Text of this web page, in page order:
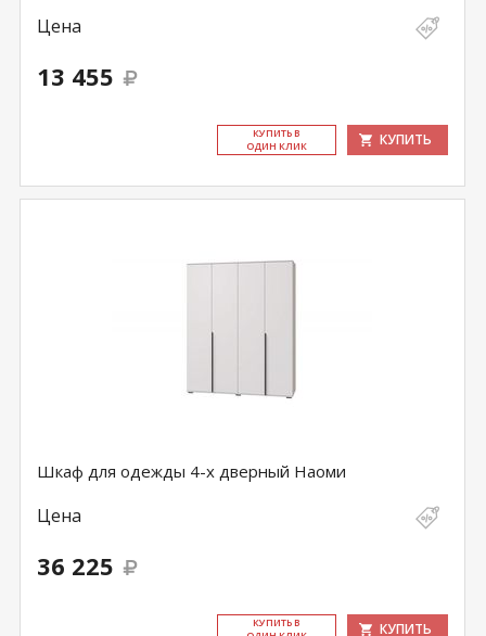
Цена
13 455
КУ­ПИТЬ В
ОДИН КЛИК
КУПИТЬ
Шкаф для одежды 4-х дверный Наоми
Цена
36 225
КУ­ПИТЬ В
КУПИТЬ